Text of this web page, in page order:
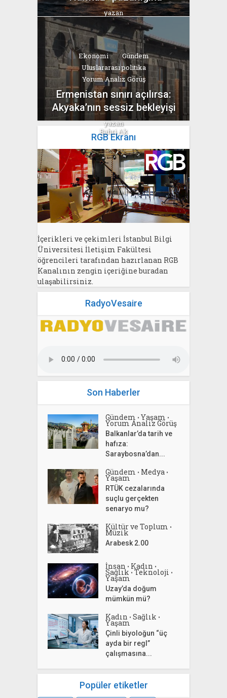
yazan
Bahri Ak
Ekonomi
Gündem
Uluslararası politika
Yorum Analiz Görüş
Ermenistan sınırı açılırsa:
Akyaka’nın sessiz bekleyişi
yazan
Bahri Ak
RGB Ekranı
İçerikleri ve çekimleri İstanbul Bilgi
Üniversitesi İletişim Fakültesi
öğrencileri tarafından hazırlanan RGB
Kanalının zengin içeriğine buradan
ulaşabilirsiniz.
RadyoVesaire
Son Haberler
Gündem • Yaşam •
Yorum Analiz Görüş
Balkanlar’da tarih ve
hafıza:
Saraybosna’dan...
Gündem • Medya •
Yaşam
RTÜK cezalarında
suçlu gerçekten
senaryo mu?
Kültür ve Toplum •
Müzik
Arabesk 2.00
İnsan • Kadın •
Sağlık • Teknoloji •
Yaşam
Uzay’da doğum
mümkün mü?
Kadın • Sağlık •
Yaşam
Çinli biyoloğun “üç
ayda bir regl”
çalışmasına...
Popüler etiketler